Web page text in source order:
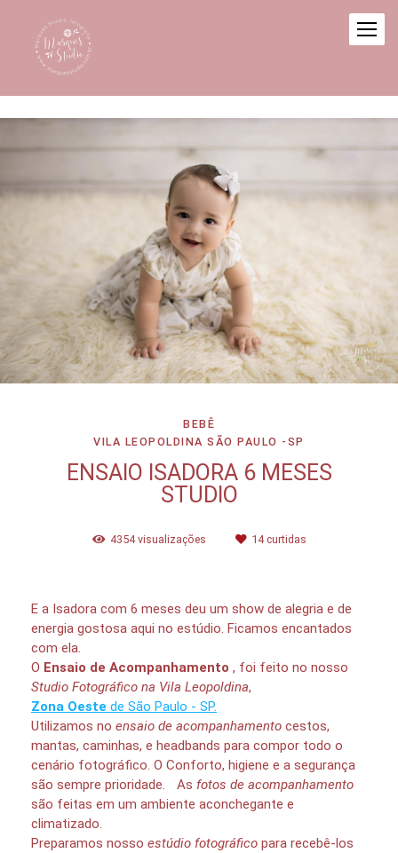
BEBÊ
VILA LEOPOLDINA SÃO PAULO -SP
ENSAIO ISADORA 6 MESES
STUDIO
4354visualizações 14curtidas
E a Isadora com 6 meses deu um show de alegria e de
energia gostosa aqui no estúdio. Ficamos encantados
com ela.
O Ensaio de Acompanhamento , foi feito no nosso
Studio Fotográfico na Vila Leopoldina,
Zona Oeste de São Paulo - SP.
Utilizamos no ensaio de acompanhamento cestos,
mantas, caminhas, e headbands para compor todo o
cenário fotográfico. O Conforto, higiene e a segurança
são sempre prioridade. As fotos de acompanhamento
são feitas em um ambiente aconchegante e
climatizado.
Preparamos nosso estúdio fotográfico para recebê-los